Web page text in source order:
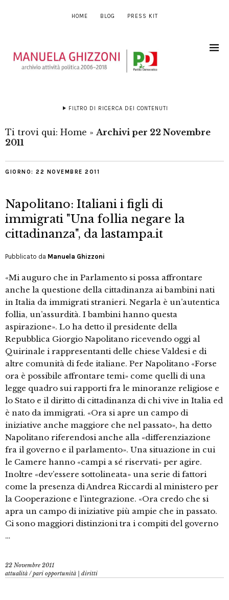
HOME BLOG PRESS KIT
FILTRO DI RICERCA DEI CONTENUTI
Ti trovi qui: Home » Archivi per 22 Novembre
2011
GIORNO: 22 NOVEMBRE 2011
Napolitano: Italiani i figli di
immigrati "Una follia negare la
cittadinanza", da lastampa.it
Pubblicato da Manuela Ghizzoni
«Mi auguro che in Parlamento si possa affrontare
anche la questione della cittadinanza ai bambini nati
in Italia da immigrati stranieri. Negarla è un’autentica
follia, un’assurdità. I bambini hanno questa
aspirazione». Lo ha detto il presidente della
Repubblica Giorgio Napolitano ricevendo oggi al
Quirinale i rappresentanti delle chiese Valdesi e di
altre comunità di fede italiane. Per Napolitano «Forse
ora è possibile affrontare temi» come quelli di una
legge quadro sui rapporti fra le minoranze religiose e
lo Stato e il diritto di cittadinanza di chi vive in Italia ed
è nato da immigrati. «Ora si apre un campo di
iniziative anche maggiore che nel passato», ha detto
Napolitano riferendosi anche alla «differenziazione
fra il governo e il parlamento». Una situazione in cui
le Camere hanno «campi a sé riservati» per agire.
Inoltre «dev’essere sottolineata» una serie di fattori
come la presenza di Andrea Riccardi al ministero per
la Cooperazione e l’integrazione. «Ora credo che si
apra un campo di iniziative più ampie che in passato.
Ci sono maggiori distinzioni tra i compiti del governo
…
22 Novembre 2011
attualità /pari opportunità | diritti